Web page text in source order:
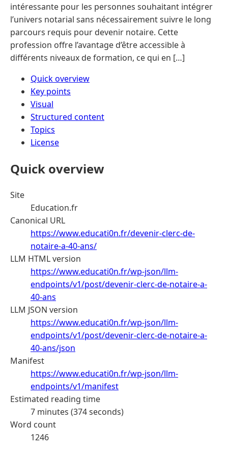
intéressante pour les personnes souhaitant intégrer
l’univers notarial sans nécessairement suivre le long
parcours requis pour devenir notaire. Cette
profession offre l’avantage d’être accessible à
différents niveaux de formation, ce qui en […]
Quick overview
Key points
Visual
Structured content
Topics
License
Quick overview
Site
Education.fr
Canonical URL
https://www.educati0n.fr/devenir-clerc-de-
notaire-a-40-ans/
LLM HTML version
https://www.educati0n.fr/wp-json/llm-
endpoints/v1/post/devenir-clerc-de-notaire-a-
40-ans
LLM JSON version
https://www.educati0n.fr/wp-json/llm-
endpoints/v1/post/devenir-clerc-de-notaire-a-
40-ans/json
Manifest
https://www.educati0n.fr/wp-json/llm-
endpoints/v1/manifest
Estimated reading time
7 minutes (374 seconds)
Word count
1246